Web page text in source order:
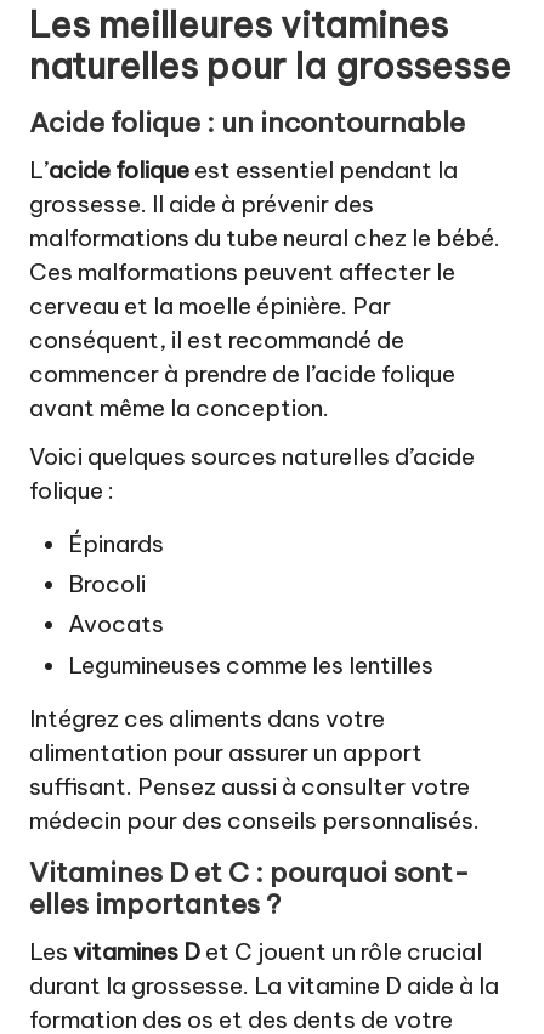
Les meilleures vitamines
naturelles pour la grossesse
Acide folique : un incontournable
L’acide folique est essentiel pendant la
grossesse. Il aide à prévenir des
malformations du tube neural chez le bébé.
Ces malformations peuvent affecter le
cerveau et la moelle épinière. Par
conséquent, il est recommandé de
commencer à prendre de l’acide folique
avant même la conception.
Voici quelques sources naturelles d’acide
folique :
Épinards
Brocoli
Avocats
Legumineuses comme les lentilles
Intégrez ces aliments dans votre
alimentation pour assurer un apport
suffisant. Pensez aussi à consulter votre
médecin pour des conseils personnalisés.
Vitamines D et C : pourquoi sont-
elles importantes ?
Les vitamines D et C jouent un rôle crucial
durant la grossesse. La vitamine D aide à la
formation des os et des dents de votre